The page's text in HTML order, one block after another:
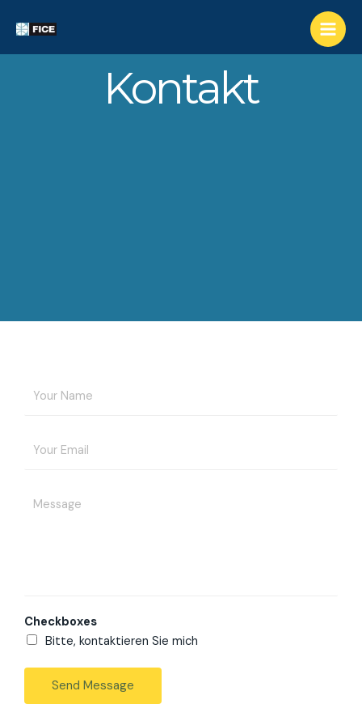
Kontakt
Checkboxes
Bitte, kontaktieren Sie mich
Send Message